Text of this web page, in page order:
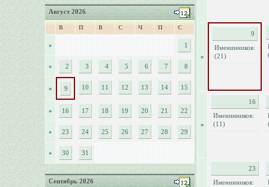
Август 2026
В П В С Ч П С
» 1
» 2 3 4 5 6 7 8
» 9 10 11 12 13 14 15
» 16 17 18 19 20 21 22
» 23 24 25 26 27 28 29
» 30 31
Сентябрь 2026
»
9
Именинников:
(21)
»
16
Именинников:
(11)
23
Именинников: